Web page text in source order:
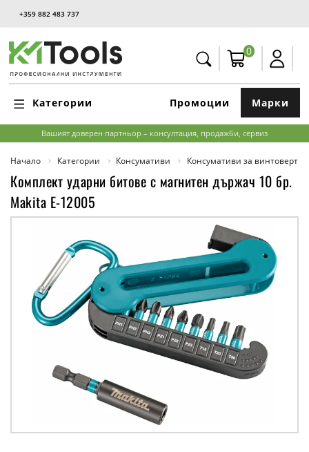
+359 882 483 737
0
Категории Марки
Промоции
Вашият доверен партньор – консултация, продажби, сервиз
Начало Категории Консумативи Консумативи за
Комплект ударни битове с магнитен държач 10 бр.
Makita E-12005